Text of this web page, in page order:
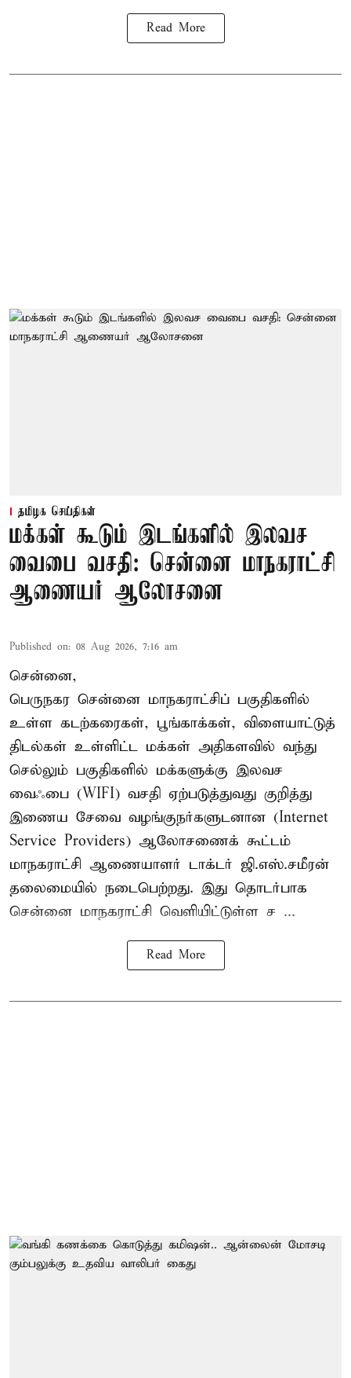
Read More
தமிழக செய்திகள்
மக்கள் கூடும் இடங்களில் இலவச
வைபை வசதி: சென்னை மாநகராட்சி
ஆணையர் ஆலோசனை
Published on: 08 Aug 2026, 7:16 am
சென்னை,
பெருநகர சென்னை மாநகராட்சிப் பகுதிகளில்
உள்ள கடற்கரைகள், பூங்காக்கள், விளையாட்டுத்
திடல்கள் உள்ளிட்ட மக்கள் அதிகளவில் வந்து
செல்லும் பகுதிகளில் மக்களுக்கு இலவச
வைஃபை (WIFI) வசதி ஏற்படுத்துவது குறித்து
இணைய சேவை வழங்குநர்களுடனான (Internet
Service Providers) ஆலோசணைக் கூட்டம்
மாநகராட்சி ஆணையாளர் டாக்டர் ஜி.எஸ்.சமீரன்
தலைமையில் நடைபெற்றது. இது தொடர்பாக
சென்னை மாநகராட்சி வெளியிட்டுள்ள ச ...
Read More